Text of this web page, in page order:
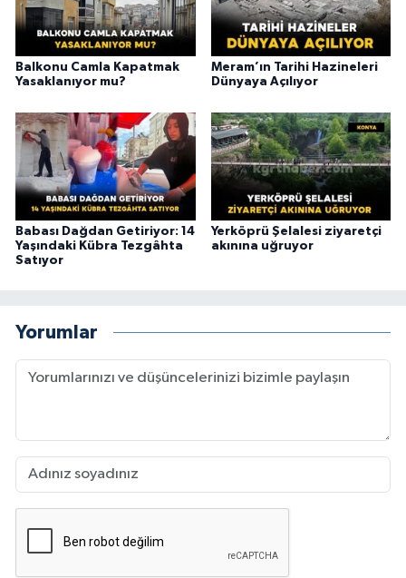
Balkonu Camla Kapatmak
Yasaklanıyor mu?
Meram’ın Tarihi Hazineleri
Dünyaya Açılıyor
Babası Dağdan Getiriyor: 14
Yaşındaki Kübra Tezgâhta
Satıyor
Yerköprü Şelalesi ziyaretçi
akınına uğruyor
Yorumlar